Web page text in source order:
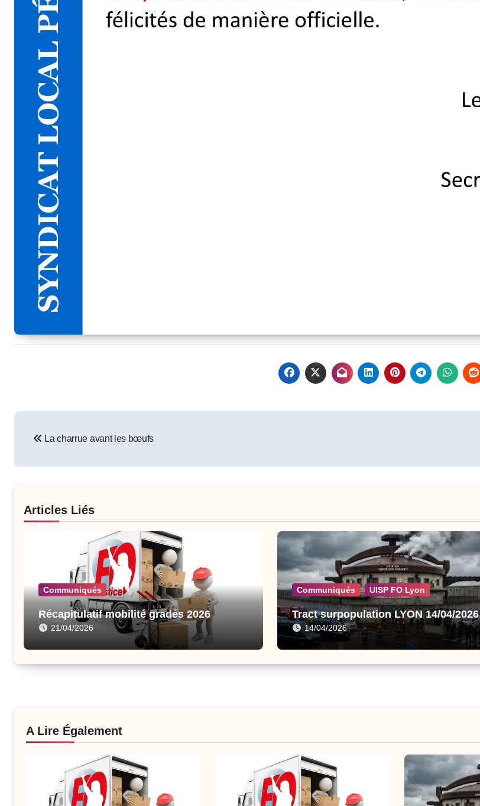
navigation
La charrue avant les bœufs
Articles Liés
Communiqués
Récapitulatif mobilité gradés 2026
21/04/2026
Communiqués UISP FO Lyon
Tract surpopulation LYON 14/04/2026
14/04/2026
A Lire Également